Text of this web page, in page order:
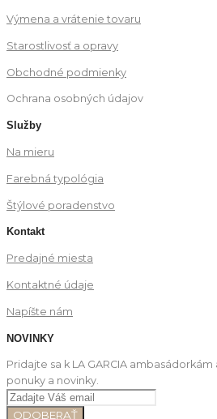
Výmena a vrátenie tovaru
Starostlivosť a opravy
Obchodné podmienky
Ochrana osobných údajov
Služby
Na mieru
Farebná typológia
Štýlové poradenstvo
Kontakt
Predajné miesta
Kontaktné údaje
Napíšte nám
NOVINKY
Pridajte sa k LA GARCIA
ponuky a novinky.
ODOBERAŤ